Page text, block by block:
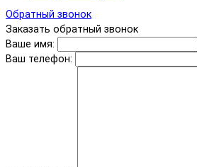
Обратный звонок
Заказать обратный звонок
Ваше имя:
Ваш телефон: